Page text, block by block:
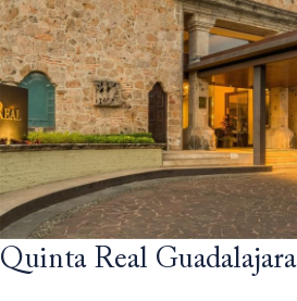
Quinta Real Guadalajara